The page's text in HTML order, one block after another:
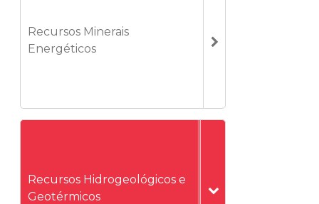
Recursos Minerais
Energéticos
Recursos Hidrogeológicos e
Geotérmicos